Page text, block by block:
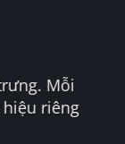
Mỗi
riêng